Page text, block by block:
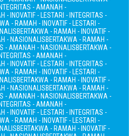
- AMANAH -
- INOVATIF - LESTARI - INTEGRITAS -
- RAMAH - INOVATIF - LESTARI -
BERTAKWA - RAMAH - INOVATIF -
- NASIONALISBERTAKWA - RAMAH -
- AMANAH - NASIONALISBERTAKWA -
- AMANAH -
- INOVATIF - LESTARI - INTEGRITAS -
- RAMAH - INOVATIF - LESTARI -
BERTAKWA - RAMAH - INOVATIF -
- NASIONALISBERTAKWA - RAMAH -
- AMANAH - NASIONALISBERTAKWA -
- AMANAH -
- INOVATIF - LESTARI - INTEGRITAS -
- RAMAH - INOVATIF - LESTARI -
BERTAKWA - RAMAH - INOVATIF -